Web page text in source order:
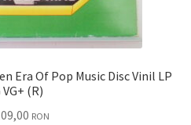
Pop Music Disc Vinil LP
VG VG+ (R)
RON